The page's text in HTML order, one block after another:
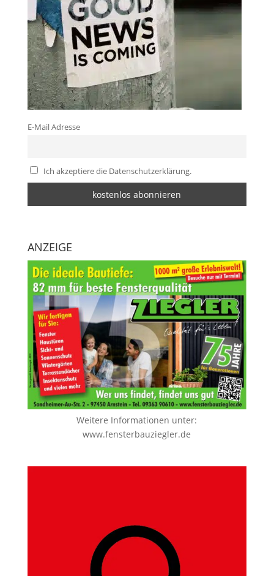
E-Mail Adresse
Ich akzeptiere die Datenschutzerklärung.
ANZEIGE
Weitere Informationen unter:
www.fensterbauziegler.de